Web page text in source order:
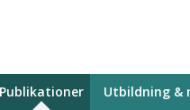
Publikationer Utbildning &